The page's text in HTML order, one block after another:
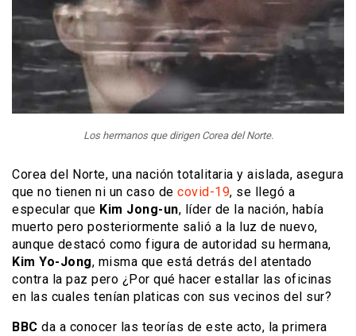
Los hermanos que dirigen Corea del Norte.
Corea del Norte, una nación totalitaria y aislada, asegura
que no tienen ni un caso de covid-19, se llegó a
especular que Kim Jong-un, líder de la nación, había
muerto pero posteriormente salió a la luz de nuevo,
aunque destacó como figura de autoridad su hermana,
Kim Yo-Jong, misma que está detrás del atentado
contra la paz pero ¿Por qué hacer estallar las oficinas
en las cuales tenían platicas con sus vecinos del sur?
BBC da a conocer las teorías de este acto, la primera